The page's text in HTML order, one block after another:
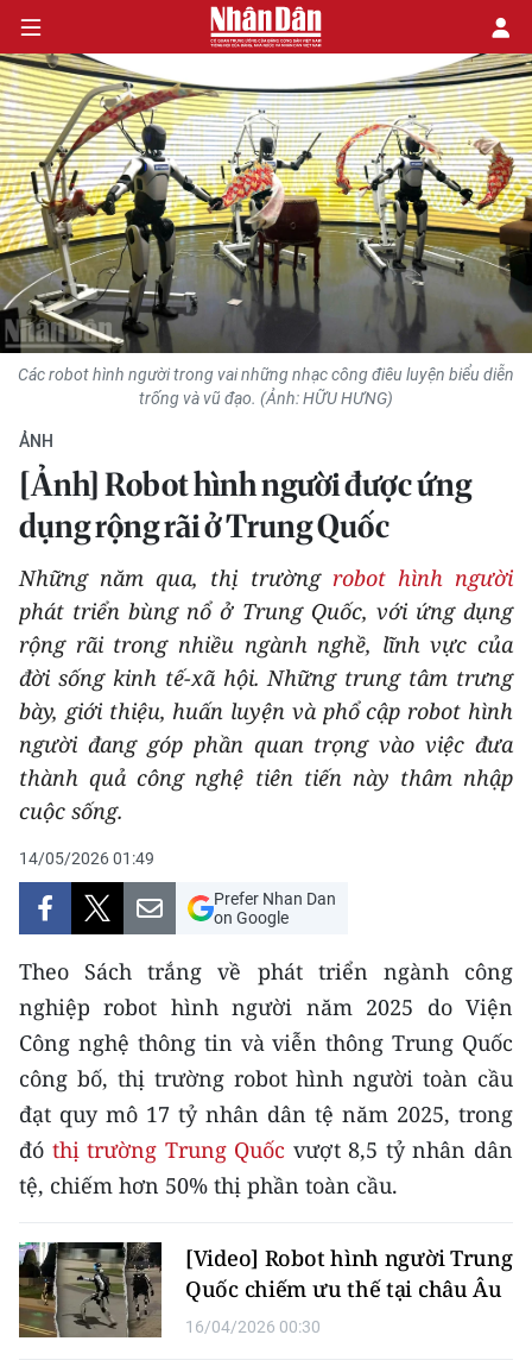
CHÍNH TRỊ
KINH TẾ
VĂN HÓA
XÃ HỘI
DU LỊCH
THẾ GIỚI
GIÁO DỤC
Y TẾ
KHOA HỌC - CÔNG NGHỆ
MÔI TRƯỜNG
BẠN ĐỌC
KIỂM CHỨNG THÔNG TIN
TRI THỨC CHUYÊN SÂU
54 DÂN TỘC VIỆT NAM
CHƯƠNG TRÌNH OCOP - MỖI XÃ
MỘT SẢN PHẨM
RADIO
MEDIA CENTER
E-Magazine
Video
Các robot hình người trong vai những nhạc công điêu luyện biểu diễn
trống và vũ đạo. (Ảnh: HỮU HƯNG)
ẢNH
[Ảnh] Robot hình người được ứng
dụng rộng rãi ở Trung Quốc
Những năm qua, thị trường robot hình người
phát triển bùng nổ ở Trung Quốc, với ứng dụng
rộng rãi trong nhiều ngành nghề, lĩnh vực của
đời sống kinh tế-xã hội. Những trung tâm trưng
bày, giới thiệu, huấn luyện và phổ cập robot hình
người đang góp phần quan trọng vào việc đưa
thành quả công nghệ tiên tiến này thâm nhập
cuộc sống.
14/05/2026 01:49
Prefer Nhan Dan
on Google
Theo Sách trắng về phát triển ngành công
nghiệp robot hình người năm 2025 do Viện
Công nghệ thông tin và viễn thông Trung Quốc
công bố, thị trường robot hình người toàn cầu
đạt quy mô 17 tỷ nhân dân tệ năm 2025, trong
đó thị trường Trung Quốc vượt 8,5 tỷ nhân dân
tệ, chiếm hơn 50% thị phần toàn cầu.
[Video] Robot hình người Trung
Quốc chiếm ưu thế tại châu Âu
16/04/2026 00:30